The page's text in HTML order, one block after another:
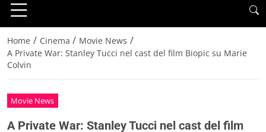
Home / Cinema / Movie News /
A Private War: Stanley Tucci nel cast del film Biopic su Marie
Colvin
Movie News
A Private War: Stanley Tucci nel cast del film